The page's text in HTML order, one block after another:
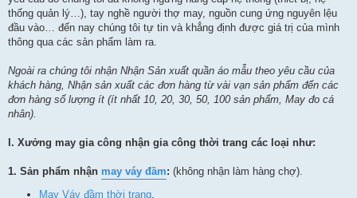
thống quản lý…), tay nghề người thợ may, nguồn cung ứng nguyên lệu
đầu vào… đến nay chúng tôi tự tin và khẳng định được giá trị của mình
thông qua các sản phẩm làm ra.
Ngoài ra chúng tôi nhận Nhận Sản xuất quần áo mẫu theo yêu cầu của
khách hàng, Nhận sản xuất các đơn hàng từ vài vạn sản phẩm đến các
đơn hàng số lượng ít (ít nhất 10, 20, 30, 50, 100 sản phẩm, May đo cá
nhân).
I. Xưởng may gia công nhận gia công thời trang các loại như:
1. Sản phẩm nhận may váy đầm: (không nhận làm hàng chợ).
May Váy đầm thời trang.